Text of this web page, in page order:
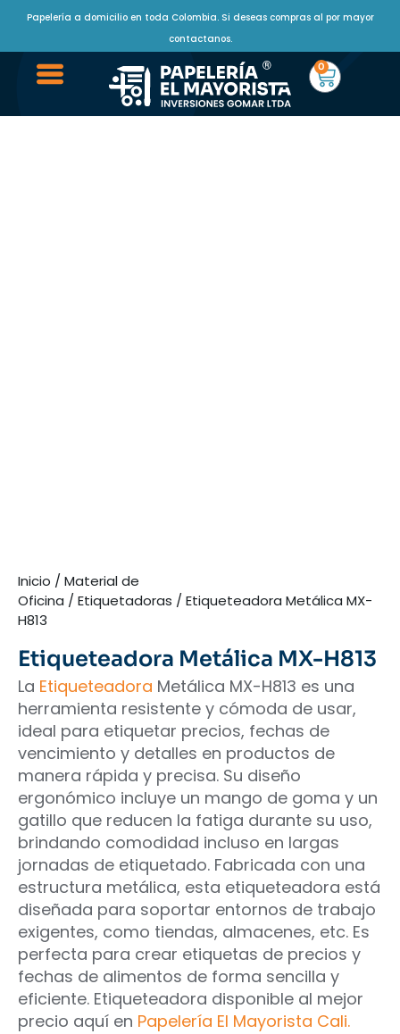
Papelería a domicilio en toda Colombia. Si deseas compras al por mayor
contactanos.
0
Inicio / Material de
Oficina / Etiquetadoras / Etiqueteadora Metálica MX-
H813
Etiqueteadora Metálica MX-H813
La Etiqueteadora Metálica MX-H813 es una
herramienta resistente y cómoda de usar,
ideal para etiquetar precios, fechas de
vencimiento y detalles en productos de
manera rápida y precisa. Su diseño
ergonómico incluye un mango de goma y un
gatillo que reducen la fatiga durante su uso,
brindando comodidad incluso en largas
jornadas de etiquetado. Fabricada con una
estructura metálica, esta etiqueteadora está
diseñada para soportar entornos de trabajo
exigentes, como tiendas, almacenes, etc. Es
perfecta para crear etiquetas de precios y
fechas de alimentos de forma sencilla y
eficiente. Etiqueteadora disponible al mejor
precio aquí en Papelería El Mayorista Cali.